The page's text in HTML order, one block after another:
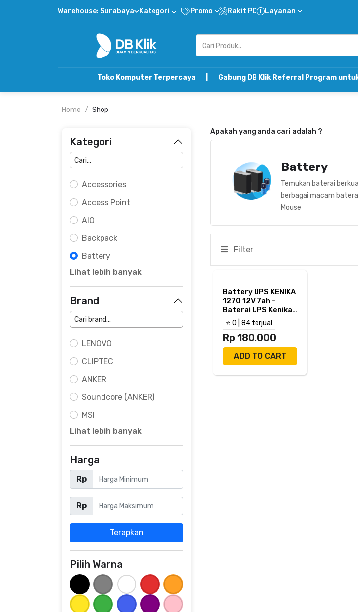
Warehouse: Surabaya Kategori Promo Rakit PC Layanan
Toko Komputer Terpercaya | Gabung DB Klik Referral Program untuk
Home Shop
Kategori
Accessories
Access Point
AIO
Backpack
Battery
Lihat lebih banyak
Brand
LENOVO
CLIPTEC
ANKER
Soundcore (ANKER)
MSI
Lihat lebih banyak
Harga
Rp
Rp
Terapkan
Pilih Warna
Apakah yang anda cari adalah ?
Battery
Temukan baterai
berbagai macam
Mouse
Filter
Battery UPS KENIKA
1270 12V 7ah -
Baterai UPS Kenika
12V7.0AH/20HR
⭐ 0 | 84 terjual
Rp 180.000
ADD TO CART